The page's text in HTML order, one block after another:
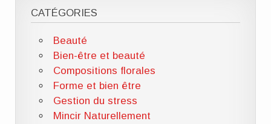
CATÉGORIES
Beauté
Bien-être et beauté
Compositions florales
Forme et bien être
Gestion du stress
Mincir Naturellement